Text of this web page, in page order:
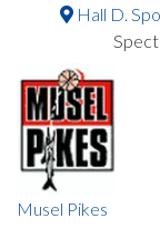
Hall D.
Musel Pikes